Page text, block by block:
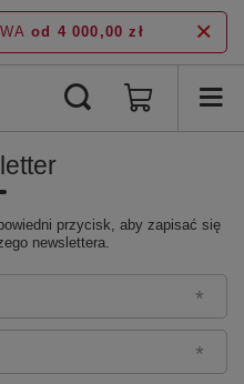
od 4 000,00 zł
przycisk, aby zapisać się
newslettera.